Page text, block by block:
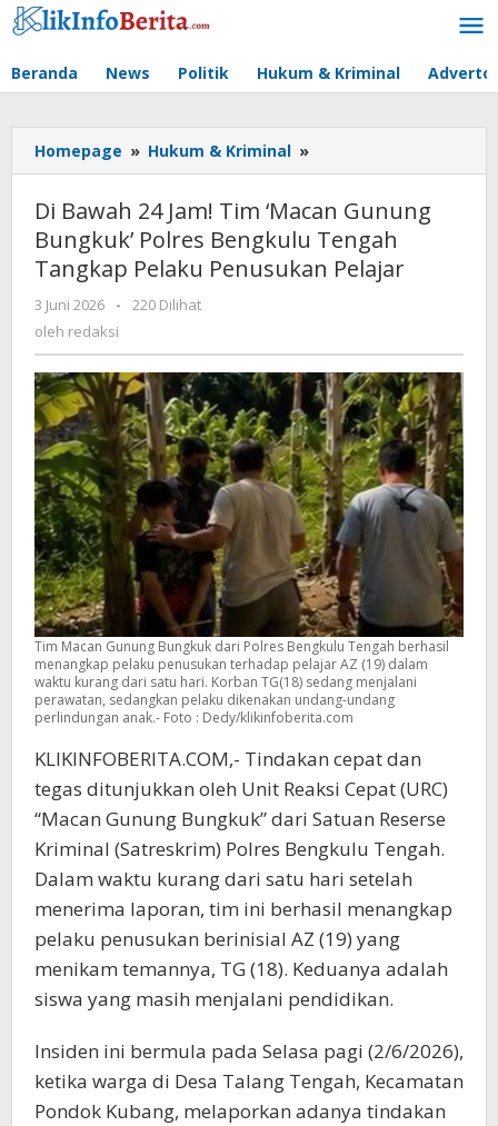
Lewati
ke
Beranda News Politik Hukum & Kriminal
Homepage » Hukum & Kriminal »
Bawah
Jam!
Tim
'Macan
Bengkulu
Tengah
Tangkap
Pelaku
Penusukan
Pelajar
Di Bawah 24 Jam! Tim ‘Macan Gunung
Bungkuk’ Polres Bengkulu Tengah
Tangkap Pelaku Penusukan Pelajar
3 Juni 2026
oleh
redaksi
-
220 Dilihat
oleh redaksi
Tim Macan Gunung Bungkuk dari Polres Bengkulu Tengah berhasil
menangkap pelaku penusukan terhadap pelajar AZ (19) dalam
waktu kurang dari satu hari. Korban TG(18) sedang menjalani
perawatan, sedangkan pelaku dikenakan undang-undang
perlindungan anak.- Foto : Dedy/klikinfoberita.com
KLIKINFOBERITA.COM,- Tindakan cepat dan
tegas ditunjukkan oleh Unit Reaksi Cepat (URC)
“Macan Gunung Bungkuk” dari Satuan Reserse
Kriminal (Satreskrim) Polres Bengkulu Tengah.
Dalam waktu kurang dari satu hari setelah
menerima laporan, tim ini berhasil menangkap
pelaku penusukan berinisial AZ (19) yang
menikam temannya, TG (18). Keduanya adalah
siswa yang masih menjalani pendidikan.
Insiden ini bermula pada Selasa pagi (2/6/2026),
ketika warga di Desa Talang Tengah, Kecamatan
Pondok Kubang, melaporkan adanya tindakan